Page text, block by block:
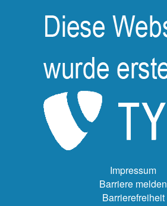
Impressum
Barriere melden
Barrierefreiheit